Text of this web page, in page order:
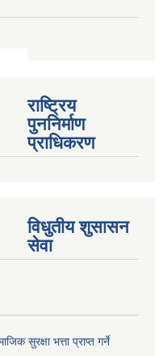
राष्ट्रिय
पुननिर्माण
प्राधिकरण
विधुतीय शुसासन
सेवा
सुरक्षा भत्ता प्राप्त गर्ने